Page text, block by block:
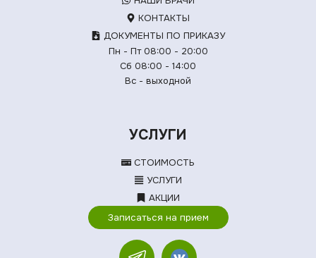
КОНТАКТЫ
ДОКУМЕНТЫ ПО ПРИКАЗУ
Пн - Пт 08:00 - 20:00
Сб 08:00 - 14:00
Вс - выходной
УСЛУГИ
СТОИМОСТЬ
УСЛУГИ
АКЦИИ
Записаться на прием